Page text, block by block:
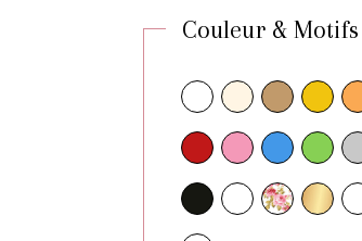
Couleur & Motifs